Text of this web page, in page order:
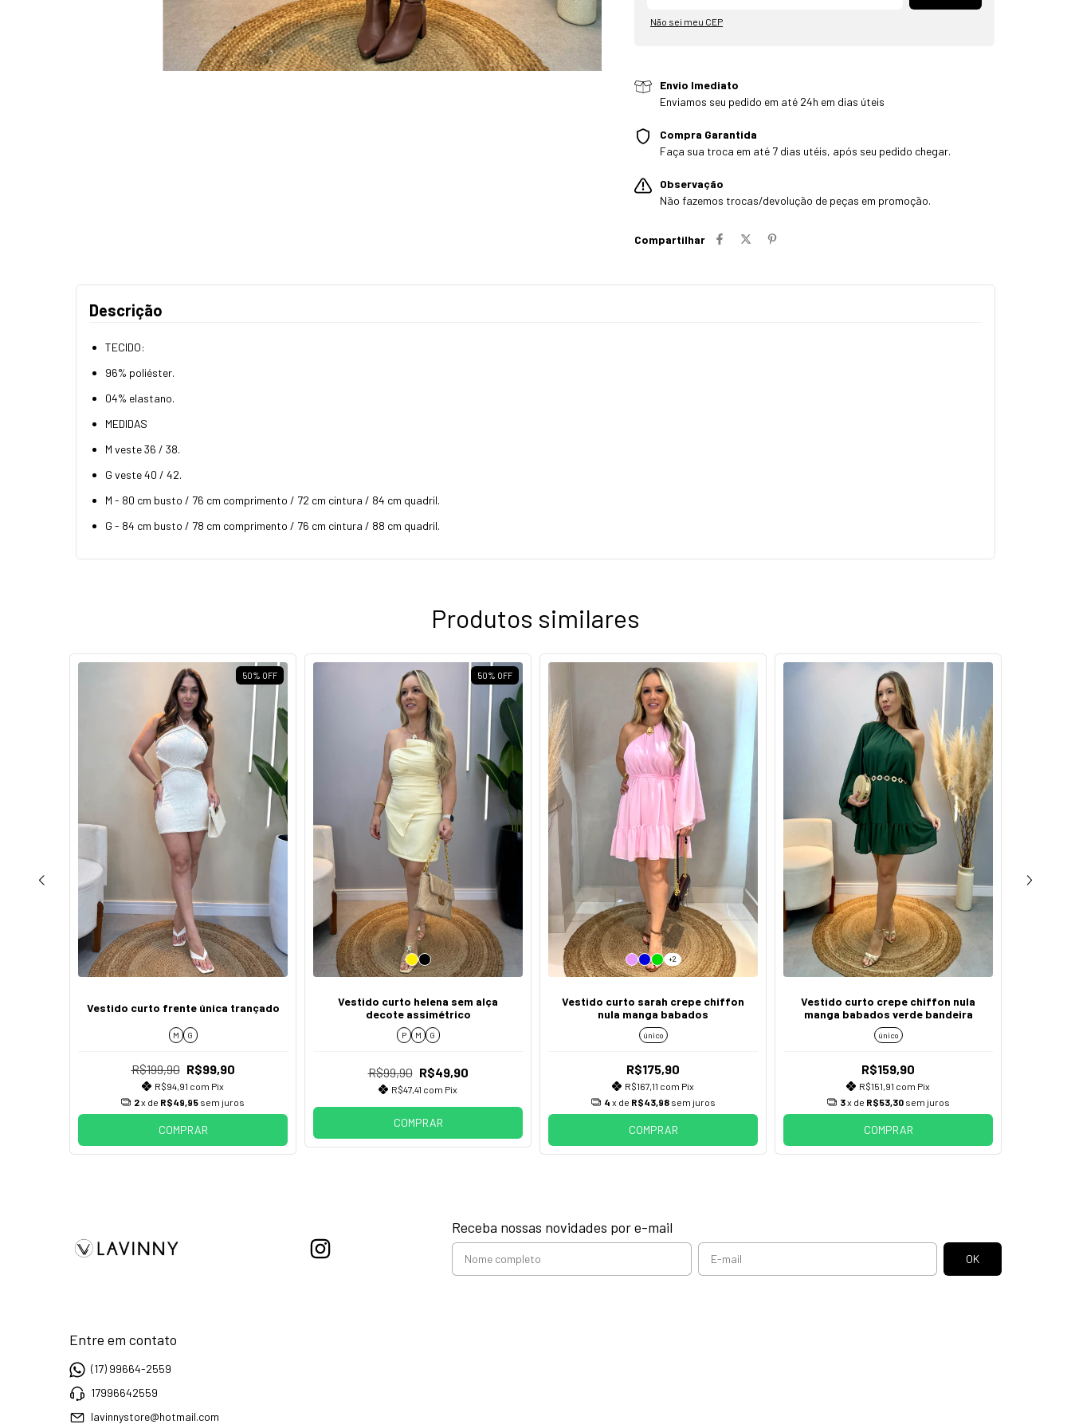
Não sei meu CEP
Envio Imediato
Enviamos seu pedido em até 24h em dias úteis
Compra Garantida
Faça sua troca em até 7 dias utéis, após seu pedido chegar.
Observação
Não fazemos trocas/devolução de peças em promoção.
Compartilhar
Descrição
TECIDO:
96% poliéster.
04% elastano.
MEDIDAS
M veste 36 / 38.
G veste 40 / 42.
M - 80 cm busto / 76 cm comprimento / 72 cm cintura / 84 cm quadril.
G - 84 cm busto / 78 cm comprimento / 76 cm cintura / 88 cm quadril.
Produtos similares
50% OFF
Vestido curto frente única trançado
M G
R$199,90 R$99,90
R$94,91 com Pix
2x de R$49,95 sem juros
COMPRAR
50% OFF
Vestido curto helena sem alça
decote assimétrico
P M G
R$99,90 R$49,90
R$47,41 com Pix
COMPRAR
+2
Vestido curto sarah crepe chiffon
nula manga babados
único
R$175,90
R$167,11 com Pix
4 x de R$43,98 sem juros
COMPRAR
Vestido curto crepe chiffon nula
manga babados verde bandeira
único
R$159,90
R$151,91 com Pix
3x de R$53,30 sem juros
COMPRAR
Receba nossas novidades por e-mail
Entre em contato
(17) 99664-2559
17996642559
lavinnystore@hotmail.com